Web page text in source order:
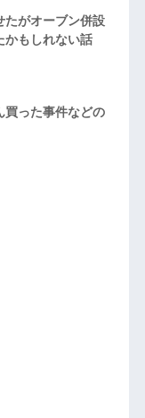
たがオーブン併設
かもしれない話
買った事件などの